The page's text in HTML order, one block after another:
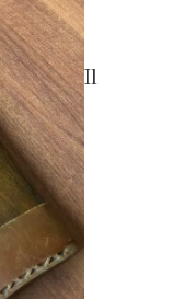
Il